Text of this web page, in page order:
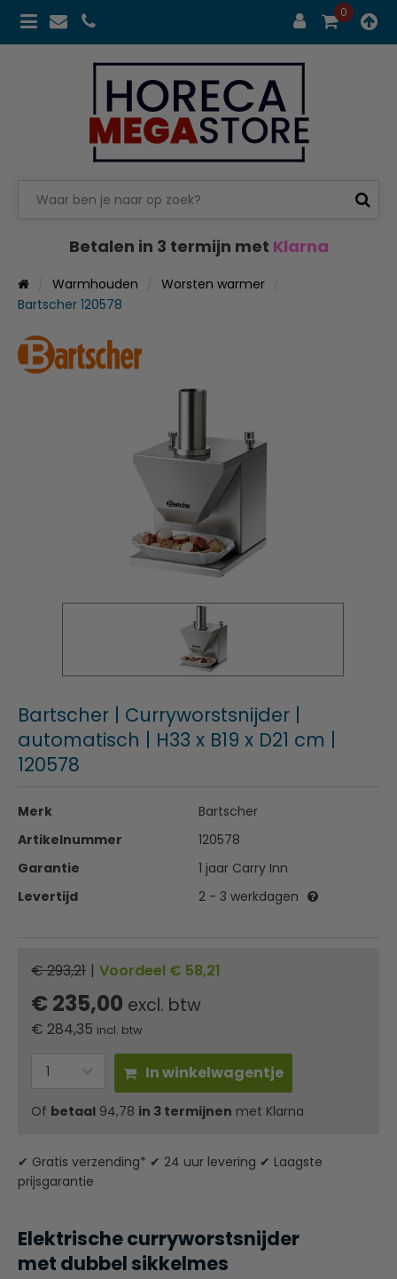
0
Betalen in 3 termijn met Klarna
Warmhouden
Worsten warmer
Bartscher 120578
Bartscher | Curryworstsnijder |
automatisch | H33 x B19 x D21 cm |
120578
Merk
Bartscher
Artikelnummer
120578
Garantie
1 jaar Carry Inn
Levertijd
2 - 3 werkdagen
€ 293,21 | Voordeel € 58,21
€ 235,00 excl. btw
€ 284,35 incl. btw
In winkelwagentje
Of betaal 94,78 in 3 termijnen met Klarna
✔ Gratis verzending* ✔ 24 uur levering ✔ Laagste
prijsgarantie
Elektrische curryworstsnijder
met dubbel sikkelmes